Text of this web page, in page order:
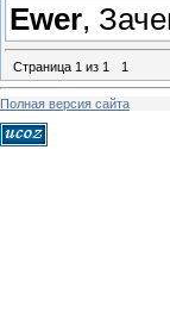
Ewer,
Страница 1 из 1 1
Полная версия сайта